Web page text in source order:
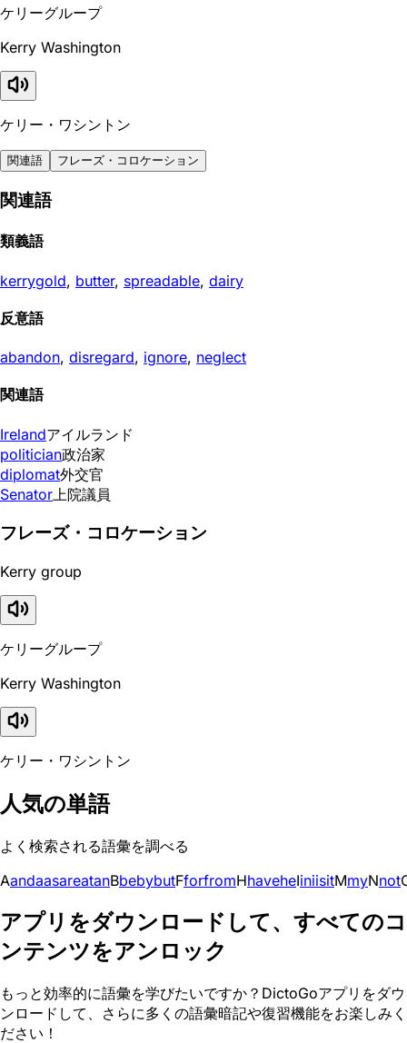
ケリーグループ
Kerry Washington
ケリー・ワシントン
関連語 フレーズ・コロケーション
関連語
類義語
kerrygold, butter, spreadable, dairy
反意語
abandon, disregard, ignore, neglect
関連語
Irelandアイルランド
politician政治家
diplomat外交官
Senator 上院議員
フレーズ・コロケーション
Kerry group
ケリーグループ
Kerry Washington
ケリー・ワシントン
人気の単語
よく検索される語彙を調べる
AandaasareatanBbebybutFforfromHhaveheIiniisitMmyNnot
アプリをダウンロードして、すべてのコ
ンテンツをアンロック
もっと効率的に語彙を学びたいですか？DictoGoアプリをダウ
ンロードして、さらに多くの語彙暗記や復習機能をお楽しみく
ださい！